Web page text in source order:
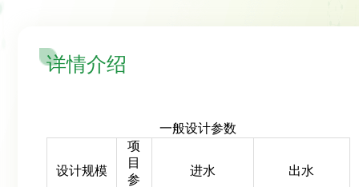
详情介绍
一般设计参数
设计规模
项
目
参
进水 出水